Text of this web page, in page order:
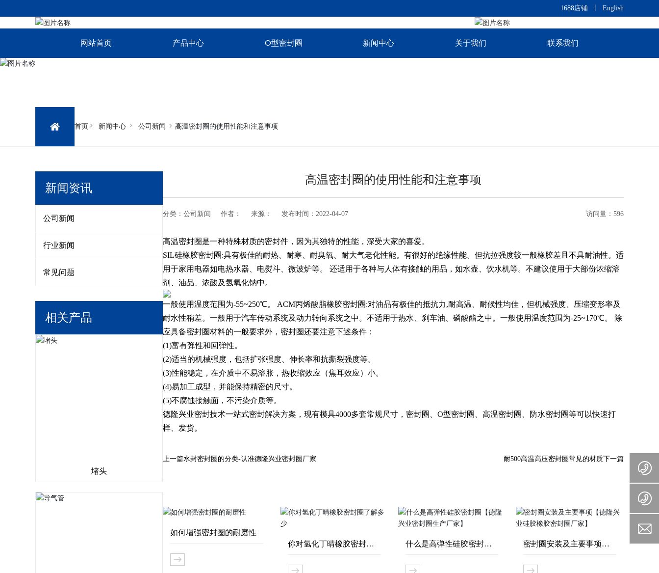
1688店铺 English
网站首页 产品中心 O型密封圈 新闻中心 关于我们 联系我们
首页 新闻中心 公司新闻 高温密封圈的使用性能和注意事项
新闻资讯
公司新闻
行业新闻
常见问题
相关产品
堵头
高温密封圈的使用性能和注意事项
分类： 公司新闻 作者： 来源： 发布时间： 2022-04-07 访问量： 596
高温密封圈是一种特殊材质的密封件，因为其独特的性能，深受大家的喜爱。
SIL硅橡胶密封圈:具有极佳的耐热、耐寒、耐臭氧、耐大气老化性能。有很好的绝缘性能。但抗拉强度较一般橡胶差且不具耐油性。适
用于家用电器如电热水器、电熨斗、微波炉等。 还适用于各种与人体有接触的用品，如水壶、饮水机等。不建议使用于大部份浓缩溶
剂、油品、浓酸及氢氧化钠中。
一般使用温度范围为-55~250℃。 ACM丙烯酸脂橡胶密封圈:对油品有极佳的抵抗力,耐高温、耐候性均佳，但机械强度、压缩变形率及
耐水性稍差。一般用于汽车传动系统及动力转向系统之中。不适用于热水、刹车油、磷酸酯之中。一般使用温度范围为-25~170℃。 除
应具备密封圈材料的一般要求外，密封圈还要注意下述条件：
(1)富有弹性和回弹性。
(2)适当的机械强度，包括扩张强度、伸长率和抗撕裂强度等。
(3)性能稳定，在介质中不易溶胀，热收缩效应（焦耳效应）小。
(4)易加工成型，并能保持精密的尺寸。
(5)不腐蚀接触面，不污染介质等。
德隆兴业密封技术一站式密封解决方案，现有模具4000多套常规尺寸，密封圈、O型密封圈、高温密封圈、防水密封圈等可以快速打
样、发货。
上一篇水封密封圈的分类-认准德隆兴业密封圈厂家 耐500高温高压密封圈常见的材质下一篇
如何增强密封圈的耐磨性
你对氢化丁晴橡胶密封圈
什么是高弹性硅胶密封圈
家】
密封圈安装及主要事项
圈厂家】
让德